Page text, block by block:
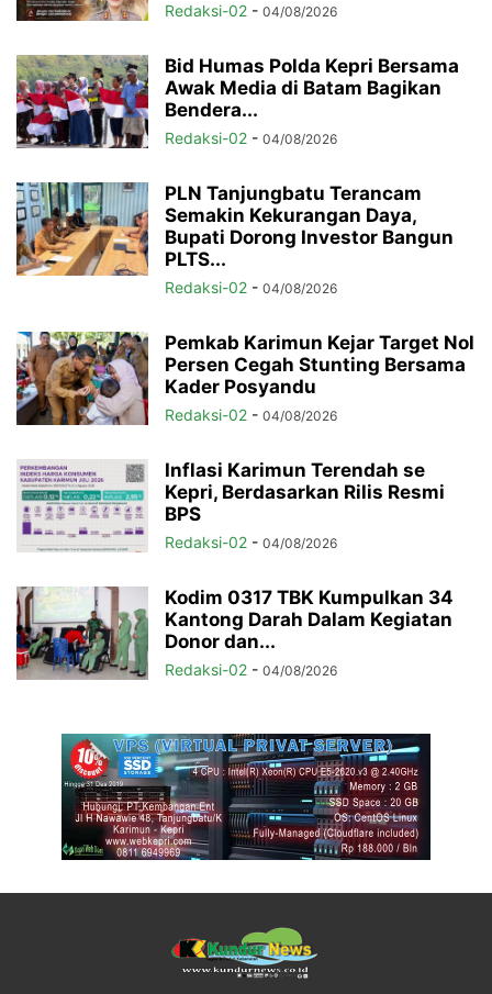
Redaksi-02 - 04/08/2026
Bid Humas Polda Kepri Bersama
Awak Media di Batam Bagikan
Bendera...
Redaksi-02 - 04/08/2026
PLN Tanjungbatu Terancam
Semakin Kekurangan Daya,
Bupati Dorong Investor Bangun
PLTS...
Redaksi-02 - 04/08/2026
Pemkab Karimun Kejar Target Nol
Persen Cegah Stunting Bersama
Kader Posyandu
Redaksi-02 - 04/08/2026
Inflasi Karimun Terendah se
Kepri, Berdasarkan Rilis Resmi
BPS
Redaksi-02 - 04/08/2026
Kodim 0317 TBK Kumpulkan 34
Kantong Darah Dalam Kegiatan
Donor dan...
Redaksi-02 - 04/08/2026